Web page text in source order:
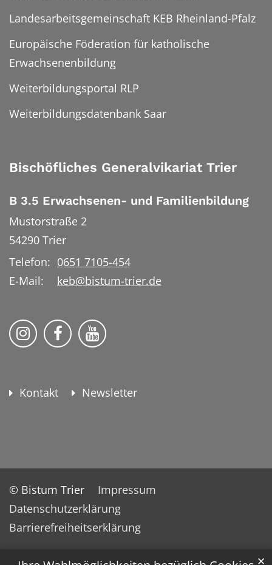
✕
Landesarbeitsgemeinschaft KEB Rheinland-Pfalz
Europäische Föderation für katholische
Erwachsenenbildung
Weiterbildungsportal RLP
Weiterbildungsdatenbank Saar
Bischöfliches Generalvikariat Trier
B 3.5 Erwachsenen- und Familienbildung
Mustorstraße 2
54290 Trier
Telefon: 0651 7105-454
E-Mail:
keb@bistum-trier.de
KEB Bildung Leben auf Instagram
KEB Bildung Leben auf Facebook
KEB Bildung Leben auf
Kontakt Newsletter
© Bistum Trier
Impressum
Datenschutzerklärung
Barrierefreiheitserklärung